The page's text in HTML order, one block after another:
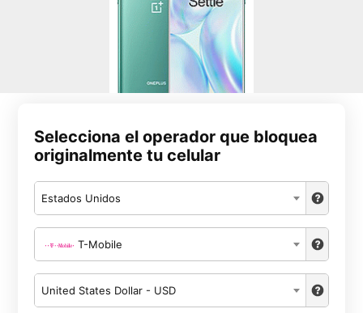
Selecciona el operador que bloquea
originalmente tu celular
Estados Unidos
T-Mobile
United States Dollar - USD